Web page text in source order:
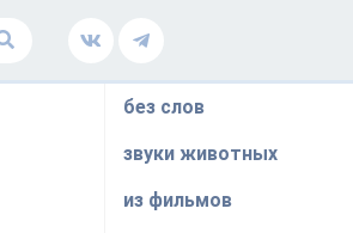
без слов
звуки животных
из фильмов